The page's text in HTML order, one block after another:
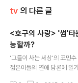
tv 의 다른 글
<호구의 사랑> '썸'타
능할까?
'그들이 사는 세상'의 표민
젊은이들의 연애 담론에 일